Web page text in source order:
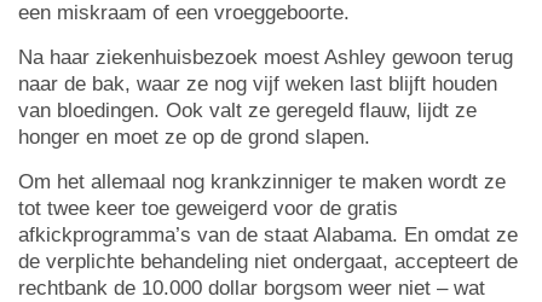
een miskraam of een vroeggeboorte.
Na haar ziekenhuisbezoek moest Ashley gewoon terug
naar de bak, waar ze nog vijf weken last blijft houden
van bloedingen. Ook valt ze geregeld flauw, lijdt ze
honger en moet ze op de grond slapen.
Om het allemaal nog krankzinniger te maken wordt ze
tot twee keer toe geweigerd voor de gratis
afkickprogramma’s van de staat Alabama. En omdat ze
de verplichte behandeling niet ondergaat, accepteert de
rechtbank de 10.000 dollar borgsom weer niet – wat